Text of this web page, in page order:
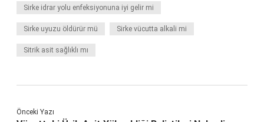
Sirke idrar yolu enfeksiyonuna iyi gelir mi
Sirke uyuzu öldürür mü Sirke vücutta alkali mi
Sitrik asit sağlıklı mı
Önceki Yazı